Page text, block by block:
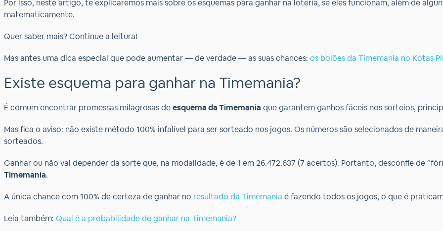
Por isso, neste artigo, te explicaremos mais sobre os esquemas para ganhar na loteria, se eles funcionam, além de
matematicamente.
Quer saber mais? Continue a leitura!
Mas antes uma dica especial que pode aumentar — de verdade — as suas chances: os bolões da Timemania no Kotas
Existe esquema para ganhar na Timemania?
É comum encontrar promessas milagrosas deesquema da Timemania que garantem ganhos fáceis nos sorteios,
Mas fica o aviso: não existe método 100% infalível para ser sorteado nos jogos. Os números são selecionados de
sorteados.
Ganhar ou não vai depender da sorte que, na modalidade, é de 1 em 26.472.637 (7 acertos). Portanto, desconfie de
Timemania.
A única chance com 100% de certeza de ganhar no resultado da Timemania é fazendo todos os jogos, o que é
Leia também: Qual é a probabilidade de ganhar na Timemania?